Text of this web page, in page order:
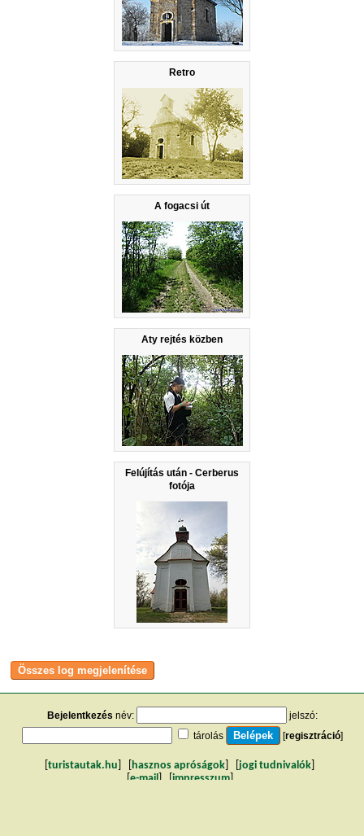
Retro
A fogacsi út
Aty rejtés közben
Felújítás után - Cerberus
fotója
Bejelentkezés név:
jelszó:
tárolás
[regisztráció]
turistautak.hu hasznos apróságok jogi tudnivalók
[e-mail] [impresszum]